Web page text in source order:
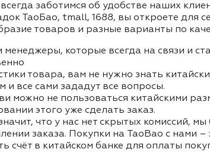
заботимся об удобстве наших
ТаоБао, tmall, 1688, вы откроете для
товаров и разные варианты по
которые всегда на связи и
товара, вам не нужно знать
все сами зададут все вопросы.
можно не пользоваться китайскими
этого уже сделать заказ.
что у нас нет скрытых комиссий,
заказа. Покупки на TaoBao с нами –
счёт в китайском банке для оплаты